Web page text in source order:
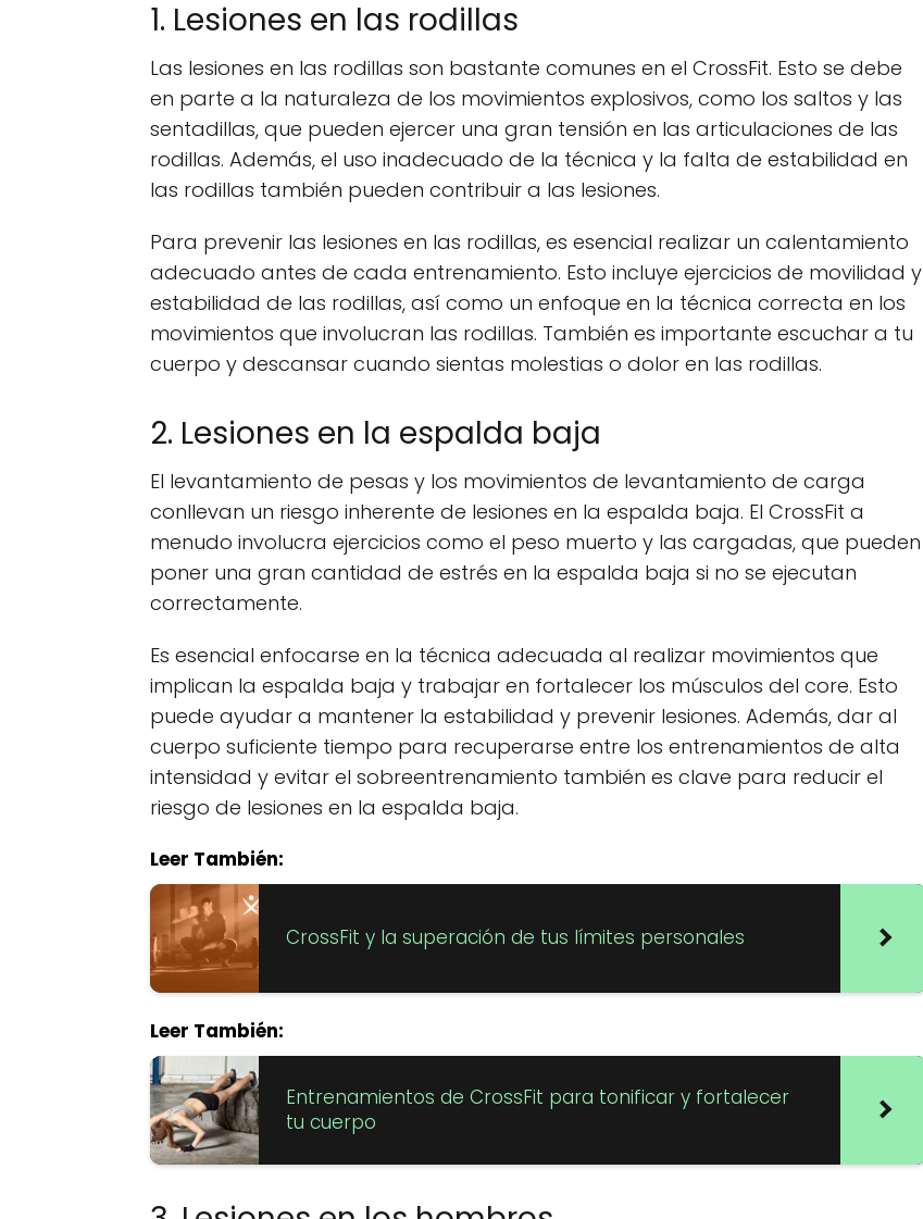
1. Lesiones en las rodillas
Las lesiones en las rodillas son bastante comunes en el CrossFit. Esto se debe
en parte a la naturaleza de los movimientos explosivos, como los saltos y las
sentadillas, que pueden ejercer una gran tensión en las articulaciones de las
rodillas. Además, el uso inadecuado de la técnica y la falta de estabilidad en
las rodillas también pueden contribuir a las lesiones.
Para prevenir las lesiones en las rodillas, es esencial realizar un calentamiento
adecuado antes de cada entrenamiento. Esto incluye ejercicios de movilidad y
estabilidad de las rodillas, así como un enfoque en la técnica correcta en los
movimientos que involucran las rodillas. También es importante escuchar a tu
cuerpo y descansar cuando sientas molestias o dolor en las rodillas.
2. Lesiones en la espalda baja
El levantamiento de pesas y los movimientos de levantamiento de carga
conllevan un riesgo inherente de lesiones en la espalda baja. El CrossFit a
menudo involucra ejercicios como el peso muerto y las cargadas, que pueden
poner una gran cantidad de estrés en la espalda baja si no se ejecutan
correctamente.
Es esencial enfocarse en la técnica adecuada al realizar movimientos que
implican la espalda baja y trabajar en fortalecer los músculos del core. Esto
puede ayudar a mantener la estabilidad y prevenir lesiones. Además, dar al
cuerpo suficiente tiempo para recuperarse entre los entrenamientos de alta
intensidad y evitar el sobreentrenamiento también es clave para reducir el
riesgo de lesiones en la espalda baja.
Leer También:
CrossFit y la superación de tus límites personales
Leer También:
Entrenamientos de CrossFit para tonificar y fortalecer
tu cuerpo